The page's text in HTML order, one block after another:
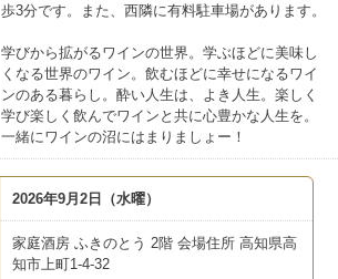
歩3分です。また、西隣に有料駐車場があります。
学びから拡がるワインの世界。学ぶほどに美味し
くなる世界のワイン。飲むほどに幸せになるワイ
ンのある暮らし。酔い人生は、よき人生。楽しく
学び楽しく飲んでワインと共に心豊かな人生を。
一緒にワインの沼にはまりましょー！
2026年9月2日（水曜）
家庭酒房 ふきのとう 2階 会場住所 高知県高
知市上町1-4-32